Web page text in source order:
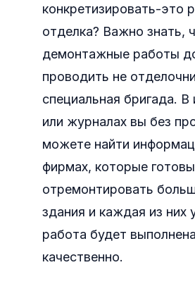
конкретизировать-это
отделка? Важно знать,
демонтажные работы
проводить не
специальная бригада. В
или журналах вы без
можете найти
фирмах, которые готовы
отремонтировать
здания и каждая из них
работа будет
качественно.